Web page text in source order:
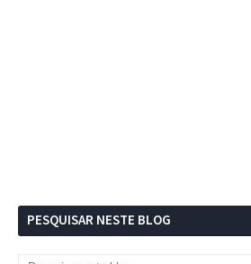
PESQUISAR NESTE BLOG